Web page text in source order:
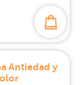
Antiedad y